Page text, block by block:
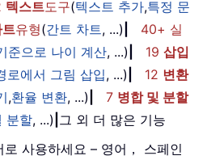
텍스트도구(텍스트 추가,특정 문
트유형(간트 차트, ...)
40+ 실
준으로 나이 계산, ...) 19 삽입
로에서 그림 삽입, ...) 12 변환
,환율 변환, ...) 7 병합 및 분할
분할, ...) 그 외 더 많은 기능
사용하세요 – 영어， 스페인